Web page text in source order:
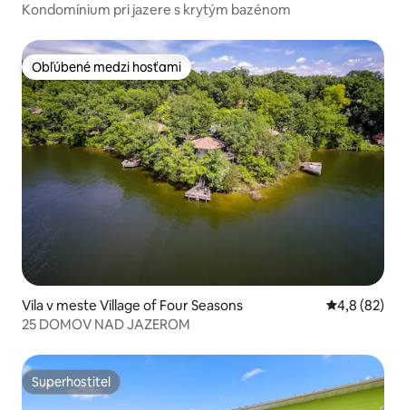
Kondomínium pri jazere s krytým bazénom
Obľúbené medzi hosťami
Obľúbené medzi hosťami
Vila v meste Village of Four Seasons Priemerné
4,8 (82)
25 DOMOV NAD JAZEROM
Superhostiteľ
Superhostiteľ